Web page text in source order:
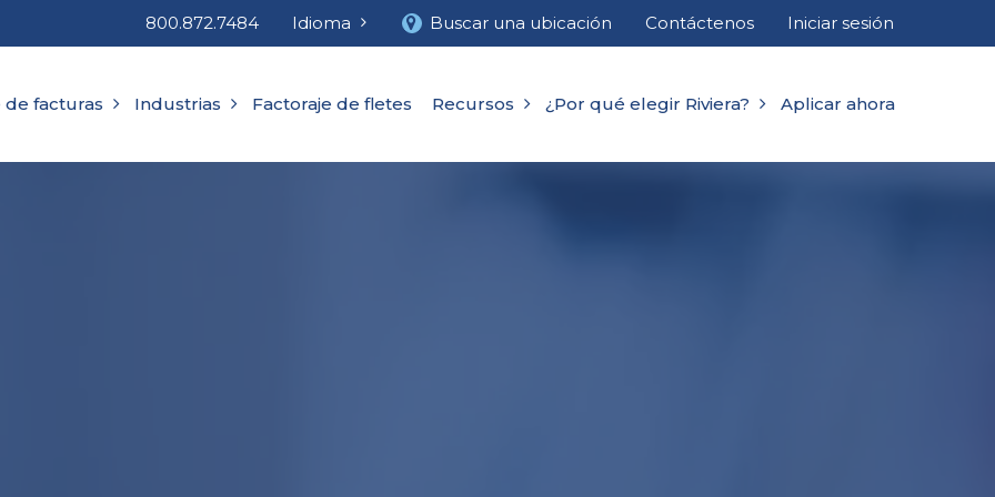
800.872.7484 Idioma Buscar una ubicación Contáctenos Iniciar sesión
de facturas Industrias Factoraje de fletes Recursos ¿Por qué elegir Riviera? Aplicar ahora